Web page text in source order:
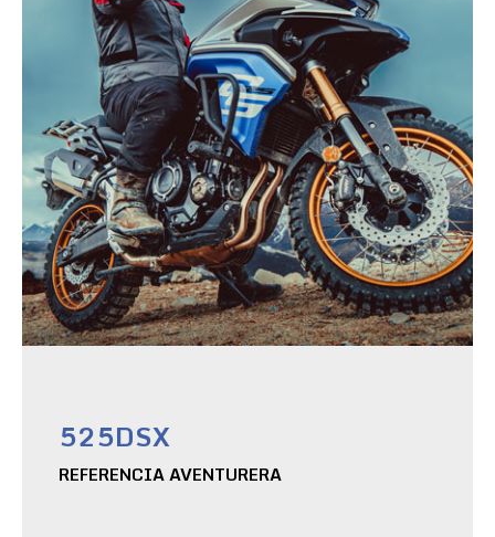
525DSX
REFERENCIA AVENTURERA